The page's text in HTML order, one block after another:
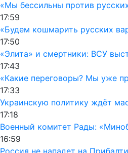
«Мы бессильны против
17:59
«Будем кошмарить русских
17:50
«Элита» и смертники: ВСУ
17:43
«Какие переговоры? Мы уже
17:33
Украинскую политику ждёт
17:18
Военный комитет Рады:
16:59
Россия не нападет на